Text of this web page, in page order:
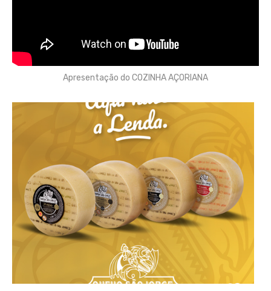
Apresentação do COZINHA AÇORIANA